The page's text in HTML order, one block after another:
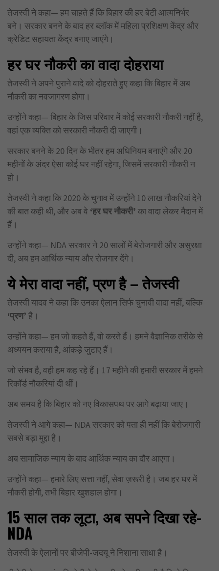
तेजस्वी ने कहा— हम चाहते हैं कि बिहार की हर बेटी आत्मनिर्भर
बने। सरकार बनने के बाद हर ब्लॉक में महिला प्रशिक्षण केंद्र और
क्रेडिट सहायता केंद्र बनाए जाएंगे।
हर घर नौकरी का वादा दोहराया
तेजस्वी ने अपने पुराने वादे को दोहराते हुए कहा कि बिहार में अब
नौकरी का नवजागरण होगा।
उन्होंने कहा— बिहार के जिस परिवार में कोई सरकारी नौकरी नहीं है,
वहां एक व्यक्ति को सरकारी नौकरी दी जाएगी।
सरकार बनने के 20 दिन के भीतर हम अधिनियम बनाएंगे और 20
महीनों के अंदर ऐसा कोई घर नहीं रहेगा, जिसमें सरकारी नौकरी न
हो।
तेजस्वी ने कहा कि 2020 के चुनाव में उन्होंने 10 लाख नौकरियां देने
की बात कही थी, और अब वे ‘हर घर नौकरी’ का वादा लेकर मैदान में
हैं।
उन्होंने कहा— NDA सरकार ने 20 सालों में बेरोजगारी और असुरक्षा
दी, अब हम आर्थिक न्याय और रोजगार देंगे।
ये मेरा वादा नहीं,प्रण है – तेजस्वी
तेजस्वी यादव ने कहा कि उनका ऐलान सिर्फ चुनावी वादा नहीं, बल्कि
‘प्रण’ है।
उन्होंने कहा— हम जो कहते हैं, वो करते हैं। हमने वैज्ञानिक तरीके से
अध्ययन कराया है, आंकड़े जुटाए हैं।
जो संभव है, वही हम कह रहे हैं। 17 महीने की हमारी सरकार में हमने
रिकॉर्ड नौकरियां दी थीं।
अब समय है कि बिहार को नए विकासपथ पर आगे बढ़ाया जाए।
तेजस्वी ने आगे कहा— NDA सरकार को पता ही नहीं कि बेरोजगारी
सबसे बड़ा मुद्दा है।
अब सामाजिक न्याय के बाद आर्थिक न्याय का दौर आएगा।
उन्होंने कहा— हमारे लिए सत्ता नहीं, सेवा ज़रूरी है। जब हर घर में
नौकरी होगी, तभी बिहार खुशहाल होगा।
15साल तक लूटा, अब सपने दिखा रहे-
NDA
तेजस्वी के ऐलानों पर बीजेपी-जदयू ने निशाना साधा है।